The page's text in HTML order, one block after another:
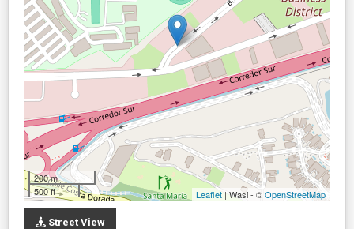
200 m
500 ft
Leaflet | Wasi - ©OpenStreetMap
Street View